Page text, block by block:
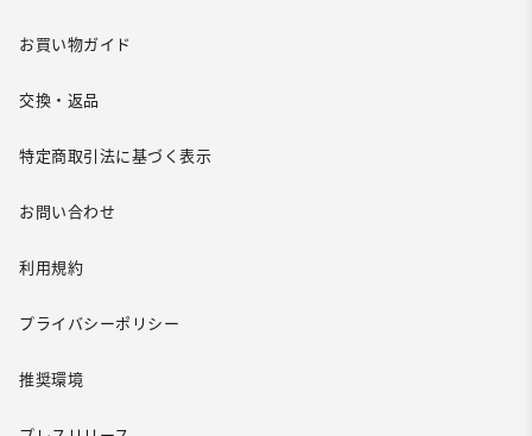
お買い物ガイド
交換・返品
特定商取引法に基づく表示
お問い合わせ
利用規約
プライバシーポリシー
推奨環境